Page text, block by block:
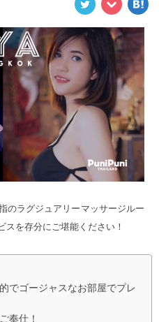
のラグジュアリーマッサージルー
スを存分にご堪能ください！
でゴージャスなお部屋でプレ
奉仕！